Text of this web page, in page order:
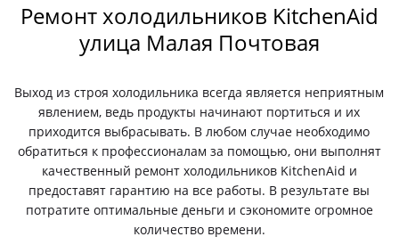
Ремонт холодильников KitchenAid
улица Малая Почтовая
Выход из строя холодильника всегда является неприятным
явлением, ведь продукты начинают портиться и их
приходится выбрасывать. В любом случае необходимо
обратиться к профессионалам за помощью, они выполнят
качественный ремонт холодильников KitchenAid и
предоставят гарантию на все работы. В результате вы
потратите оптимальные деньги и сэкономите огромное
количество времени.